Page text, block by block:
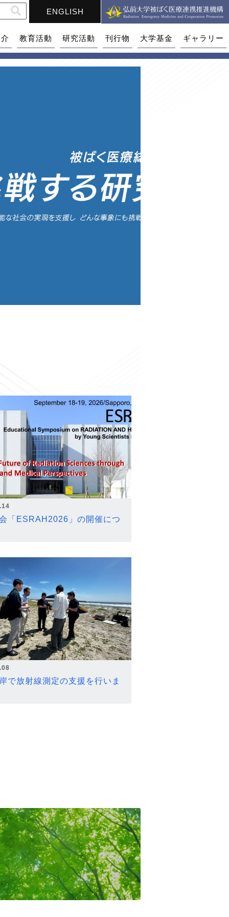
ENGLISH
教育活動 研究活動 刊行物 大学基金 ギャラリー
「ESRAH2026」の開催につ
で放射線測定の支援を行いま